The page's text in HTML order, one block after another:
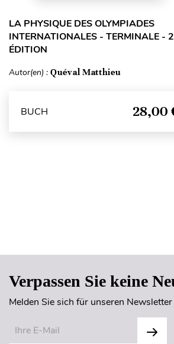
LA PHYSIQUE DES OLYMPIADES
INTERNATIONALES - TERMINALE -
ÉDITION
Autor(en) : Quéval Matthieu
BUCH 28,00
Verpassen Sie keine
Melden Sie sich für unseren Newsletter